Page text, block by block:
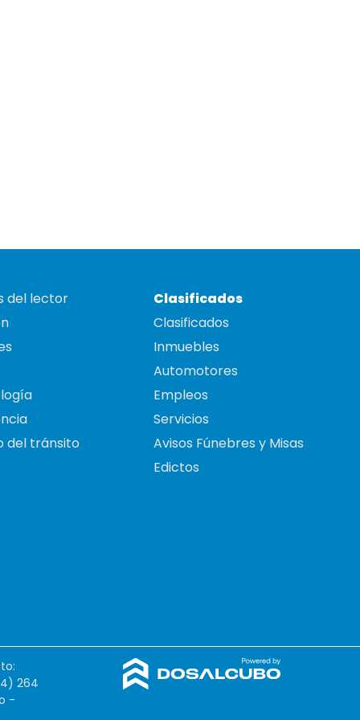
del lector
del tránsito
Clasificados
Clasificados
Inmuebles
Automotores
Empleos
Servicios
Avisos Fúnebres y Misas
Edictos
264
-